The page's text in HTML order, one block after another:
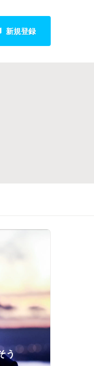
新規登録
う